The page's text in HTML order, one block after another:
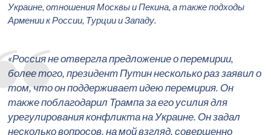
Украине, отношения Москвы и Пекина, а также подходы
Армении к России, Турции и Западу.
«Россия не отвергла предложение о перемирии,
более того, президент Путин несколько раз заявил о
том, что он поддерживает идею перемирия. Он
также поблагодарил Трампа за его усилия для
урегулирования конфликта на Украине. Он задал
несколько вопросов, на мой взгляд, совершенно